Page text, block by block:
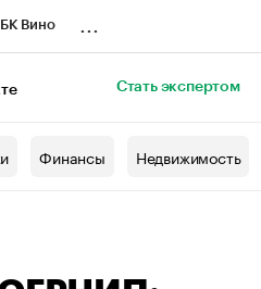
Вино
Стать экспертом
Финансы Недвижимость